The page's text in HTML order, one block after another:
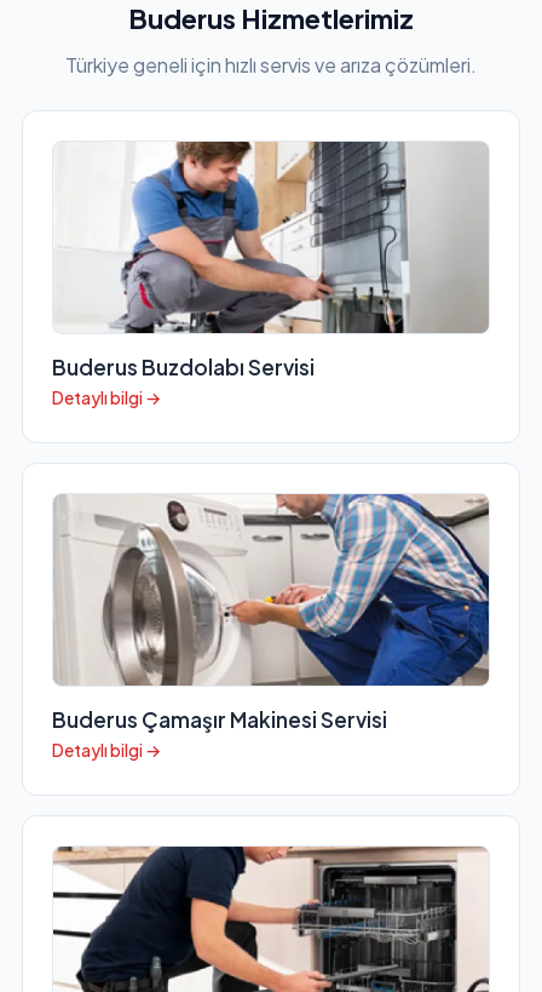
Buderus Hizmetlerimiz
Türkiye geneli için hızlı servis ve arıza çözümleri.
Buderus Buzdolabı Servisi
Detaylı bilgi →
Buderus Çamaşır Makinesi Servisi
Detaylı bilgi →